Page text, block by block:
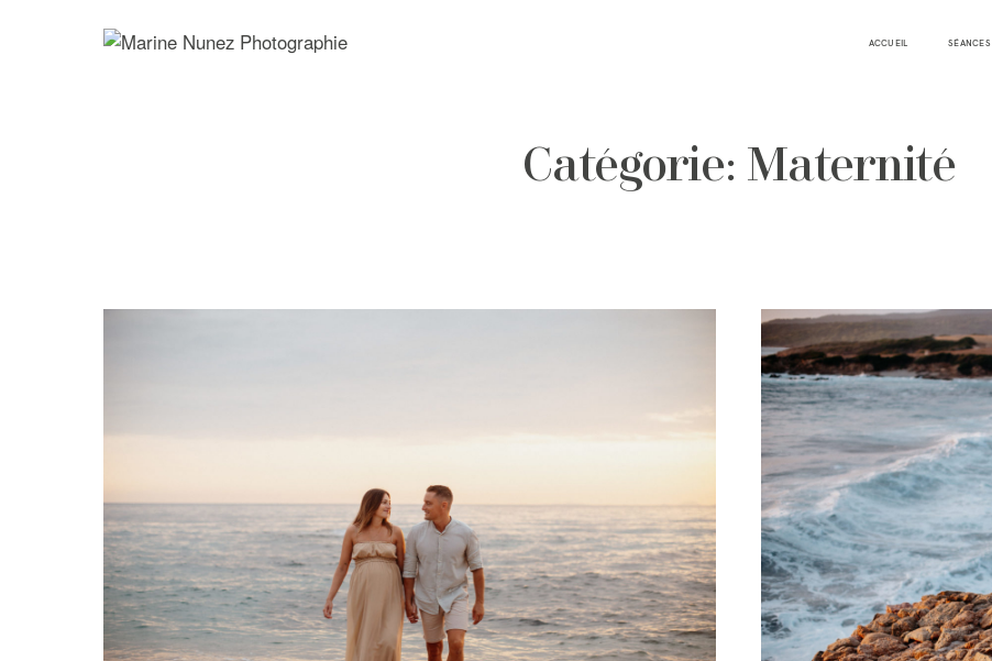
ACCUEIL SÉANCES
Catégorie: Maternité